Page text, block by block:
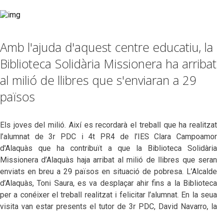
Amb l'ajuda d'aquest centre educatiu, la
Biblioteca Solidària Missionera ha arribat
al milió de llibres que s'enviaran a 29
països
Els joves del milió. Així es recordarà el treball que ha realitzat
l’alumnat de 3r PDC i 4t PR4 de l’IES Clara Campoamor
d'Alaquàs que ha contribuït a que la Biblioteca Solidària
Missionera d’Alaquàs haja arribat al milió de llibres que seran
enviats en breu a 29 països en situació de pobresa. L’Alcalde
d’Alaquàs, Toni Saura, es va desplaçar ahir fins a la Biblioteca
per a conéixer el treball realitzat i felicitar l’alumnat. En la seua
visita van estar presents el tutor de 3r PDC, David Navarro, la